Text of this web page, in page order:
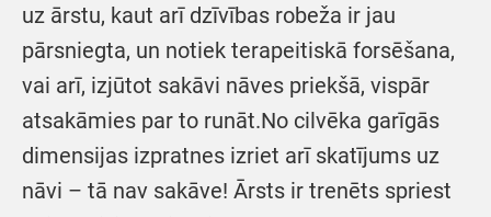
uz ārstu, kaut arī dzīvības robeža ir jau
pārsniegta, un notiek terapeitiskā forsēšana,
vai arī, izjūtot sakāvi nāves priekšā, vispār
atsakāmies par to runāt.No cilvēka garīgās
dimensijas izpratnes izriet arī skatījums uz
nāvi – tā nav sakāve! Ārsts ir trenēts spriest